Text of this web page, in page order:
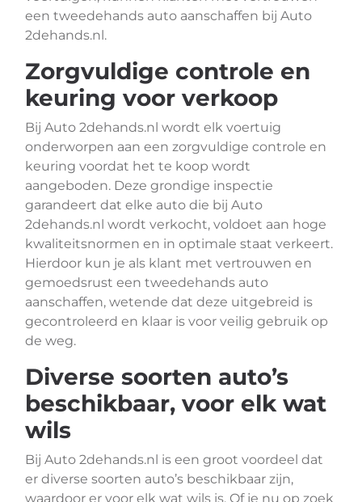
een tweedehands auto aanschaffen bij Auto
2dehands.nl.
Zorgvuldige controle en
keuring voor verkoop
Bij Auto 2dehands.nl wordt elk voertuig
onderworpen aan een zorgvuldige controle en
keuring voordat het te koop wordt
aangeboden. Deze grondige inspectie
garandeert dat elke auto die bij Auto
2dehands.nl wordt verkocht, voldoet aan hoge
kwaliteitsnormen en in optimale staat verkeert.
Hierdoor kun je als klant met vertrouwen en
gemoedsrust een tweedehands auto
aanschaffen, wetende dat deze uitgebreid is
gecontroleerd en klaar is voor veilig gebruik op
de weg.
Diverse soorten auto’s
beschikbaar, voor elk wat
wils
Bij Auto 2dehands.nl is een groot voordeel dat
er diverse soorten auto’s beschikbaar zijn,
waardoor er voor elk wat wils is. Of je nu op zoek